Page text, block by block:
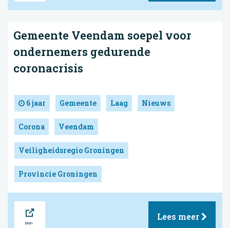
Gemeente Veendam soepel voor
ondernemers gedurende
coronacrisis
6 jaar Gemeente Laag Nieuws
Corona Veendam
Veiligheidsregio Groningen
Provincie Groningen
Lees meer